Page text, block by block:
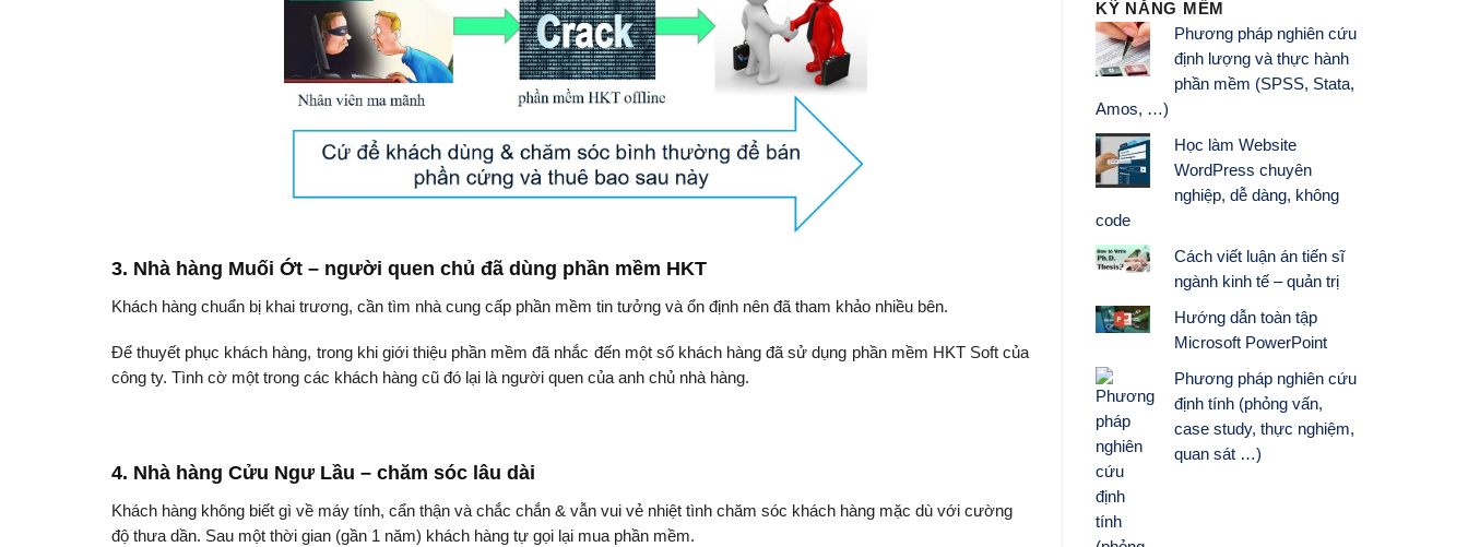
3. Nhà hàng Muối Ớt – người quen chủ đã dùng phần mềm HKT
Khách hàng chuẩn bị khai trương, cần tìm nhà cung cấp phần mềm tin tưởng và ổn định nên đã tham khảo nhiều bên.
Để thuyết phục khách hàng, trong khi giới thiệu phần mềm đã nhắc đến một số khách hàng đã sử dụng phần mềm HKT Soft của
công ty. Tình cờ một trong các khách hàng cũ đó lại là người quen của anh chủ nhà hàng.
4. Nhà hàng Cửu Ngư Lầu – chăm sóc lâu dài
Khách hàng không biết gì về máy tính, cẩn thận và chắc chắn & vẫn vui vẻ nhiệt tình chăm sóc khách hàng mặc dù với cường
độ thưa dần. Sau một thời gian (gần 1 năm) khách hàng tự gọi lại mua phần mềm.
KỸ NĂNG MỀM
Phương pháp nghiên cứu
định lượng và thực hành
phần mềm (SPSS, Stata,
Amos, …)
Học làm Website
WordPress chuyên
nghiệp, dễ dàng, không
code
Cách viết luận án tiến sĩ
ngành kinh tế – quản trị
Hướng dẫn toàn tập
Microsoft PowerPoint
Phương pháp nghiên cứu
định tính (phỏng vấn,
case study, thực nghiệm,
quan sát …)